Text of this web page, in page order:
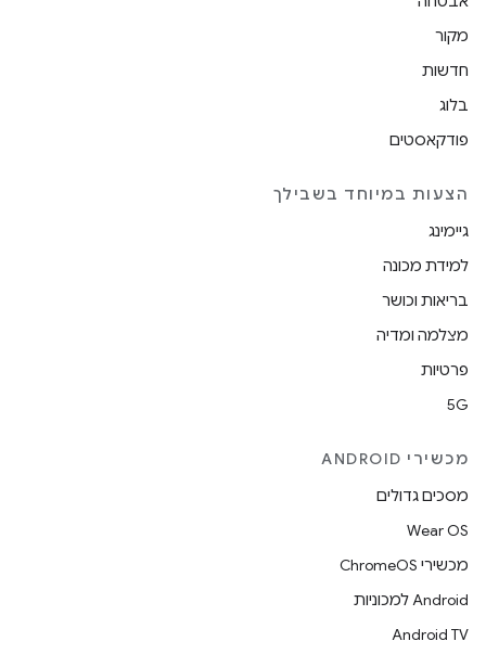
מקור
חדשות
בלוג
פודקאסטים
הצעות במיוחד בשבילך
גיימינג
למידת מכונה
בריאות וכושר
מצלמה ומדיה
פרטיות
5G
מכשירי ANDROID
מסכים גדולים
Wear OS
מכשירי ChromeOS
Android למכוניות
Android TV